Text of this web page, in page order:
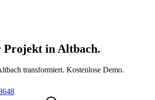
in Altbach.
transformiert. Kostenlose Demo.